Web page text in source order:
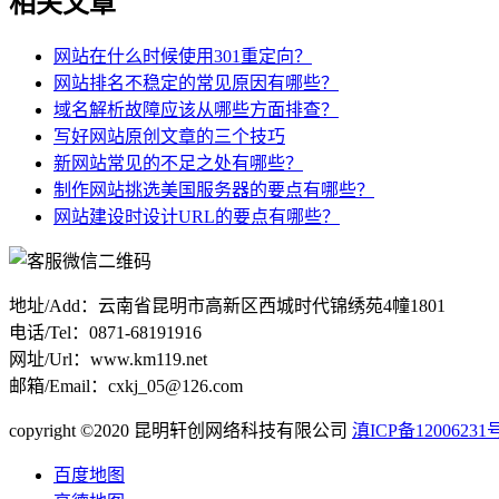
网站在什么时候使用301重定向？
网站排名不稳定的常见原因有哪些？
域名解析故障应该从哪些方面排查？
写好网站原创文章的三个技巧
新网站常见的不足之处有哪些？
制作网站挑选美国服务器的要点有哪些？
网站建设时设计URL的要点有哪些？
地址/Add：云南省昆明市高新区西城时代锦绣苑4幢1801
电话/Tel：0871-68191916
网址/Url：www.km119.net
邮箱/Email：cxkj_05@126.com
copyright ©2020 昆明轩创网络科技有限公司 滇ICP备12006231
百度地图